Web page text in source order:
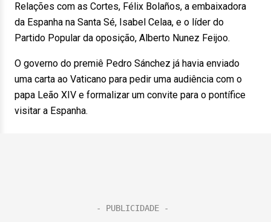
Relações com as Cortes, Félix Bolaños, a embaixadora
da Espanha na Santa Sé, Isabel Celaa, e o líder do
Partido Popular da oposição, Alberto Nunez Feijoo.
O governo do premiê Pedro Sánchez já havia enviado
uma carta ao Vaticano para pedir uma audiência com o
papa Leão XIV e formalizar um convite para o pontífice
visitar a Espanha.